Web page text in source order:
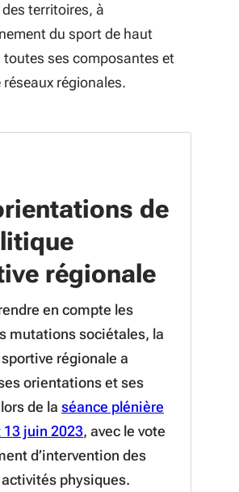
territoires, à
du sport de haut
toutes ses composantes et
régionales.
de
régionale
en compte les
mutations sociétales, la
régionale a
orientations et ses
de la séance plénière
13 juin 2023, avec le vote
d’intervention des
physiques.